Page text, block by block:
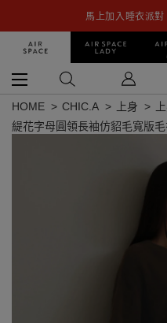
馬上加入睡衣派
HOME CHIC.A 上身
緹花字母圓領長袖仿貂毛寬版毛